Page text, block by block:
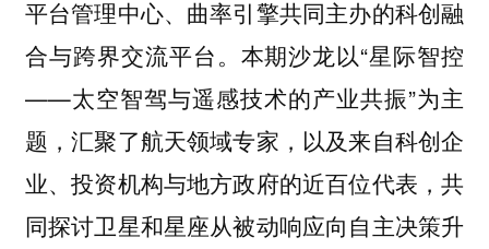
平台管理中心、曲率引擎共同主办的科创融
合与跨界交流平台。本期沙龙以“星际智控
——太空智驾与遥感技术的产业共振”为主
题，汇聚了航天领域专家，以及来自科创企
业、投资机构与地方政府的近百位代表，共
同探讨卫星和星座从被动响应向自主决策升